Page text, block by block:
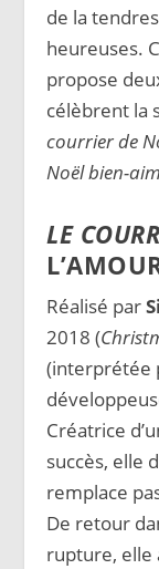
de la
heureuses.
propose
célèbrent la
courrier de
Noël bien-
LE
Réalisé par
2018 (
(interprétée
Créatrice
succès, elle
remplace
De retour
rupture, elle